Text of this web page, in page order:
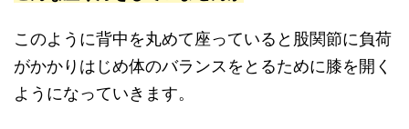
このように背中を丸めて座っていると股関節に負荷
がかかりはじめ体のバランスをとるために膝を開く
ようになっていきます。